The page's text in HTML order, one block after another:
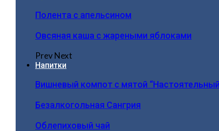
Полента с апельсином
Овсяная каша с жареными яблоками
PrevNext
Напитки
Вишневый компот с мятой
Безалкогольная Сангрия
Облепиховый чай